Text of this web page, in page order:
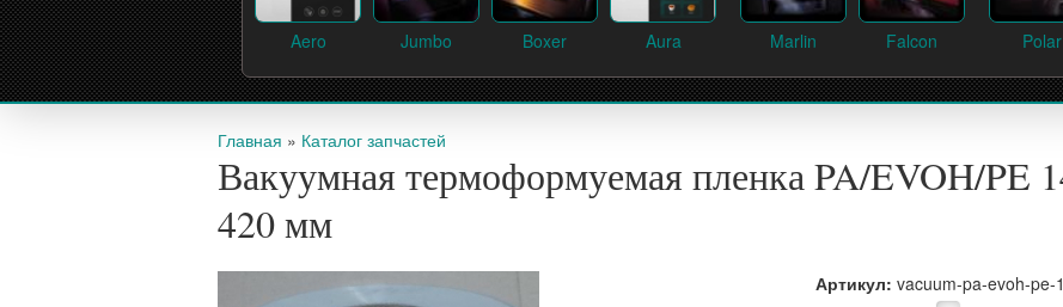
Aero Jumbo Boxer Aura Marlin Falcon Polar
Вы здесь
Главная » Каталог запчастей
Вакуумная термоформуемая пленка PA/EVOH/PE
420 мм
Артикул: vacuum-pa-evoh-pe-